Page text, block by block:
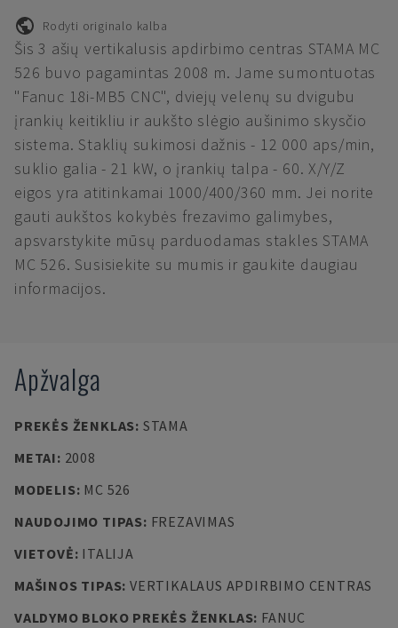
Rodyti originalo kalba
Šis 3 ašių vertikalusis apdirbimo centras STAMA MC
526 buvo pagamintas 2008 m. Jame sumontuotas
"Fanuc 18i-MB5 CNC", dviejų velenų su dvigubu
įrankių keitikliu ir aukšto slėgio aušinimo skysčio
sistema. Staklių sukimosi dažnis - 12 000 aps/min,
suklio galia - 21 kW, o įrankių talpa - 60. X/Y/Z
eigos yra atitinkamai 1000/400/360 mm. Jei norite
gauti aukštos kokybės frezavimo galimybes,
apsvarstykite mūsų parduodamas stakles STAMA
MC 526. Susisiekite su mumis ir gaukite daugiau
informacijos.
Apžvalga
PREKĖS ŽENKLAS: STAMA
METAI: 2008
MODELIS: MC 526
NAUDOJIMO TIPAS: FREZAVIMAS
VIETOVĖ: ITALIJA
MAŠINOS TIPAS: VERTIKALAUS APDIRBIMO CENTRAS
VALDYMO BLOKO PREKĖS ŽENKLAS: FANUC